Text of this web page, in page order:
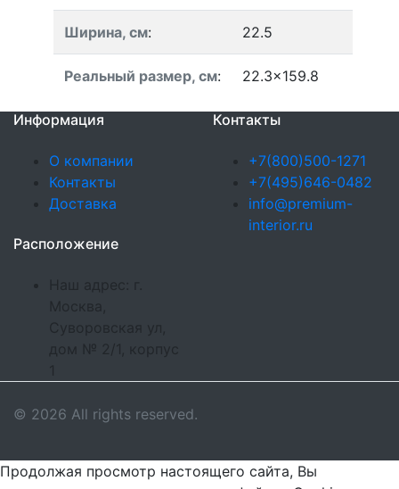
Ширина, см: 22.5
Реальный размер, см: 22.3x159.8
Информация
О компании
Контакты
Доставка
Контакты
+7(800)500-1271
+7(495)646-0482
info@premium-
interior.ru
Расположение
Наш адрес: г.
Москва,
Суворовская ул,
дом № 2/1, корпус
© 2026 All rights reserved.
Продолжая просмотр настоящего сайта, Вы